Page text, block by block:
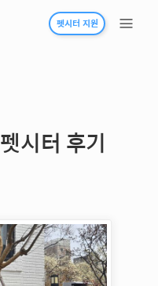
펫시터 지원
펫시터 후기